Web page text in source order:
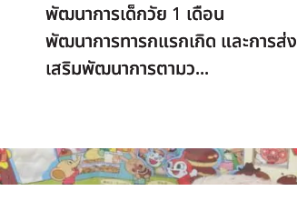
พัฒนาการเด็กวัย 1 เดือน
พัฒนาการทารกแรกเกิด และการส่ง
เสริมพัฒนาการตามว...